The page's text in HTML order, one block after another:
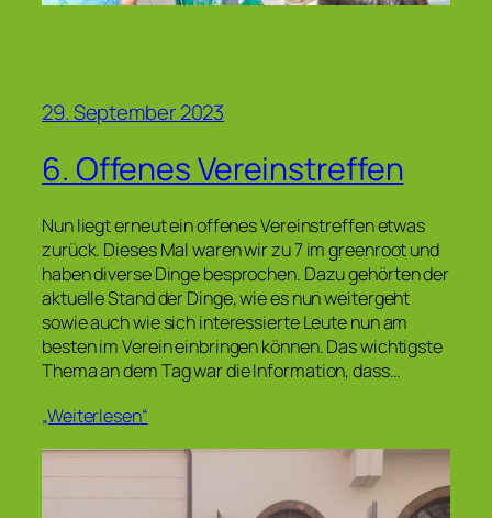
29. September 2023
6. Offenes Vereinstreffen
Nun liegt erneut ein offenes Vereinstreffen etwas
zurück. Dieses Mal waren wir zu 7 im greenroot und
haben diverse Dinge besprochen. Dazu gehörten der
aktuelle Stand der Dinge, wie es nun weitergeht
sowie auch wie sich interessierte Leute nun am
besten im Verein einbringen können. Das wichtigste
Thema an dem Tag war die Information, dass…
„Weiterlesen“